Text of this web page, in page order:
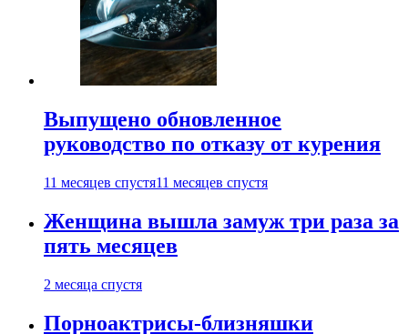
Выпущено обновленное
руководство по отказу от курения
11 месяцев спустя11 месяцев спустя
Женщина вышла замуж три раза за
пять месяцев
2 месяца спустя
Порноактрисы-близняшки